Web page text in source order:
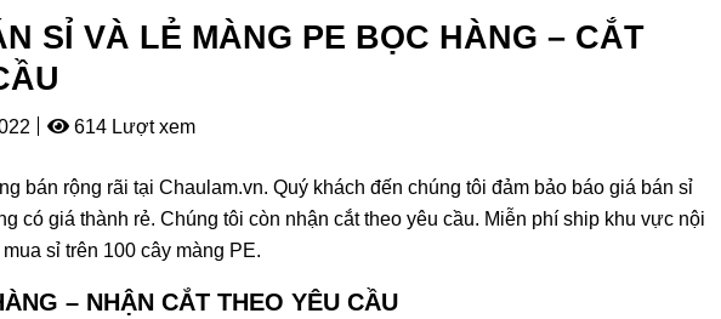
SỈ VÀ LẺ MÀNG PE BỌC HÀNG – CẮT
614 Lượt xem
bán rộng rãi tại Chaulam.vn. Quý khách đến chúng tôi đảm bảo báo giá bán sỉ
có giá thành rẻ. Chúng tôi còn nhận cắt theo yêu cầu. Miễn phí ship khu vực nội
sỉ trên 100 cây màng PE.
– NHẬN CẮT THEO YÊU CẦU